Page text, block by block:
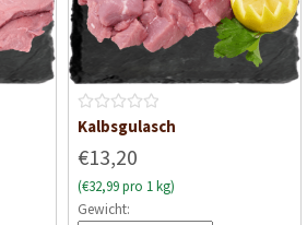
B
w
e
r
Kalbsgulasch
€13,20
(€32,99 pro 1 kg)
Gewicht: